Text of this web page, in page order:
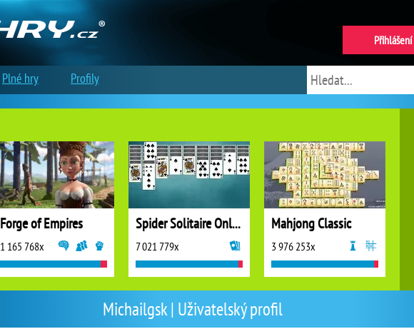
Michailgsk | Uživatelský profil
Forge of Empires
1 165 768x
Spider Solitaire Online
7 021 779x
Mahjong Classic
3 976 253x
Přihlášení
Plné hry Profily